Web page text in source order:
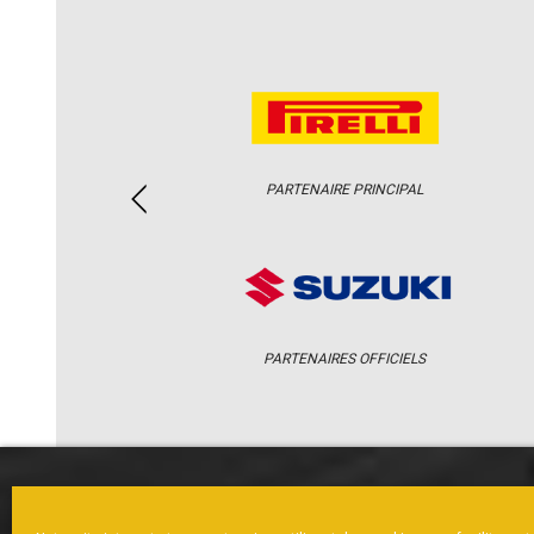
PARTENAIRE PRINCIPAL
PARTENAIRES OFFICIELS